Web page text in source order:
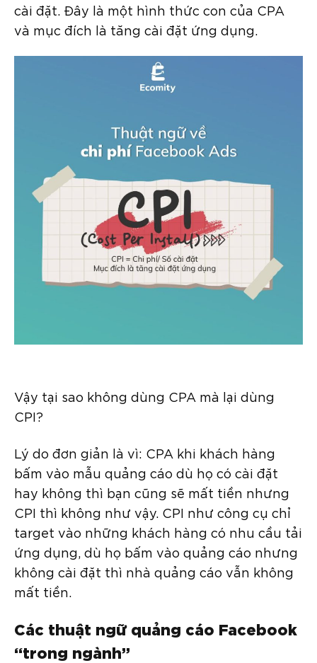
cài đặt. Đây là một hình thức con của CPA
và mục đích là tăng cài đặt ứng dụng.
Vậy tại sao không dùng CPA mà lại dùng
CPI?
Lý do đơn giản là vì: CPA khi khách hàng
bấm vào mẫu quảng cáo dù họ có cài đặt
hay không thì bạn cũng sẽ mất tiền nhưng
CPI thì không như vậy. CPI như công cụ chỉ
target vào những khách hàng có nhu cầu tải
ứng dụng, dù họ bấm vào quảng cáo nhưng
không cài đặt thì nhà quảng cáo vẫn không
mất tiền.
Các thuật ngữ quảng cáo Facebook
“trong ngành”